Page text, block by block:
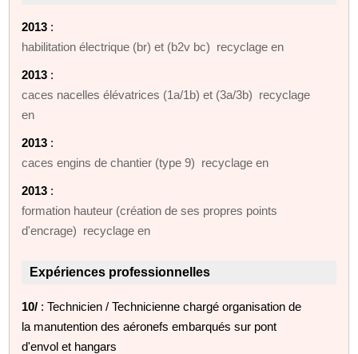
2013 :
habilitation électrique (br) et (b2v bc) recyclage en
2013 :
caces nacelles élévatrices (1a/1b) et (3a/3b) recyclage
en
2013 :
caces engins de chantier (type 9) recyclage en
2013 :
formation hauteur (création de ses propres points
d'encrage) recyclage en
Expériences professionnelles
10/ : Technicien / Technicienne chargé organisation de
la manutention des aéronefs embarqués sur pont
d'envol et hangars